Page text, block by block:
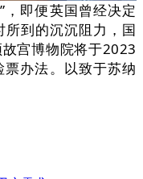
即便英国曾经决定
到的沉沉阻力，国
宫博物院将于2023
办法。以致于苏纳